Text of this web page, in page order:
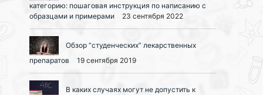
категорию: пошаговая инструкция по написанию с
образцами и примерами
23 сентября 2022
Обзор “студенческих” лекарственных
препаратов
19 сентября 2019
В каких случаях могут не допустить к